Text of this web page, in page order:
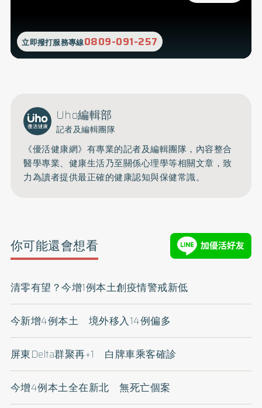
立即撥打服務專線0809-091-257
Uho編輯部
記者及編輯團隊
《優活健康網》有專業的記者及編輯團隊，內容整合
醫學專業、健康生活乃至關係心理學等相關文章，致
力為讀者提供最正確的健康認知與保健常識。
你可能還會想看
清零有望？今增1例本土創疫情警戒新低
今新增4例本土 境外移入14例偏多
屏東Delta群聚再+1 白牌車乘客確診
今增4例本土全在新北 無死亡個案